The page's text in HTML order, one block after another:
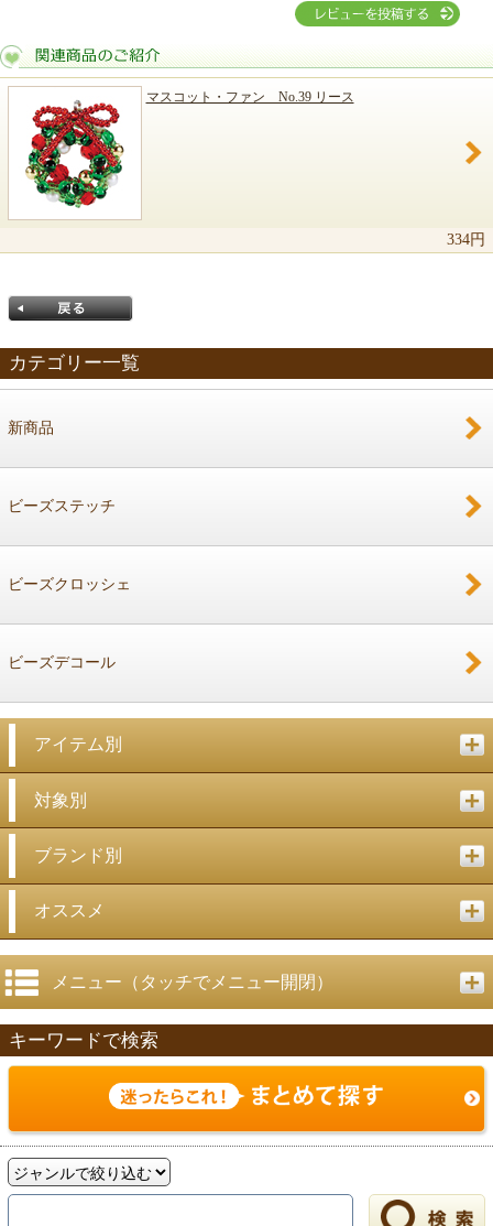
マスコット・ファン No.39 リース
334円
カテゴリー一覧
新商品
ビーズステッチ
ビーズクロッシェ
ビーズデコール
アイテム別
対象別
ブランド別
オススメ
メニュー（タッチでメニュー開閉）
キーワードで検索